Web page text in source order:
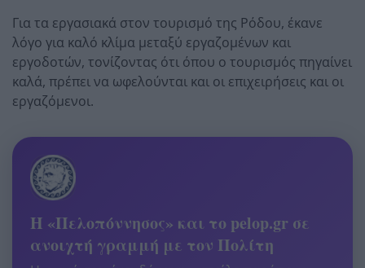
Για τα εργασιακά στον τουρισμό της Ρόδου, έκανε
λόγο για καλό κλίμα μεταξύ εργαζομένων και
εργοδοτών, τονίζοντας ότι όπου ο τουρισμός πηγαίνει
καλά, πρέπει να ωφελούνται και οι επιχειρήσεις και οι
εργαζόμενοι.
Η «Πελοπόννησος» και το pelop.gr σε
ανοιχτή γραμμή με τον Πολίτη